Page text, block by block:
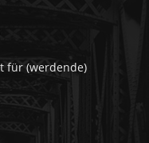
für (werdende)